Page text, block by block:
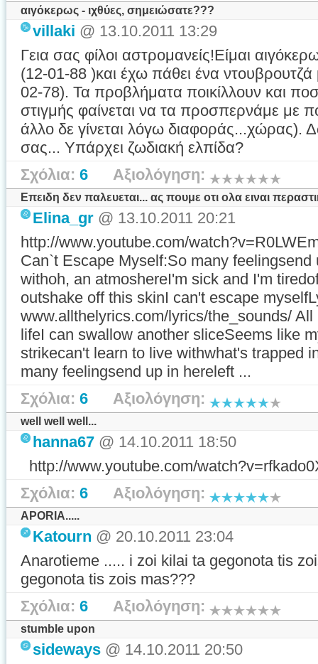
αιγόκερως - ιχθύες, σημειώσατε???
villaki @ 13.10.2011 13:29
Γεια σας φίλοι αστρομανείς!Είμαι
(12-01-88 )και έχω πάθει ένα
02-78). Τα προβλήματα ποικίλλουν και
στιγμής φαίνεται να τα προσπερνάμε με
άλλο δε γίνεται λόγω
σας... Υπάρχει ζωδιακή ελπίδα?
Σχόλια: 6 Αξιολόγηση:
Επειδη δεν παλευεται... ας πουμε οτι ολα ειναι
Elina_gr @ 13.10.2011 20:21
http://www.youtube.com/
Can`t Escape Myself:So many
withoh, an atmoshereI'm sick and I'm
outshake off this skinI can't escape
www.allthelyrics.com/lyrics/the_sounds/
lifeI can swallow another sliceSeems like
strikecan't learn to live withwhat's trapped
many feelingsend up in hereleft ...
Σχόλια: 6 Αξιολόγηση:
well well well...
hanna67 @ 14.10.2011 18:50
http://www.youtube.com/
Σχόλια: 6 Αξιολόγηση:
APORIA.....
Katourn @ 20.10.2011 23:04
Anarotieme ..... i zoi kilai ta gegonota tis
gegonota tis zois mas???
Σχόλια: 6 Αξιολόγηση:
stumble upon
sideways @ 14.10.2011 20:50